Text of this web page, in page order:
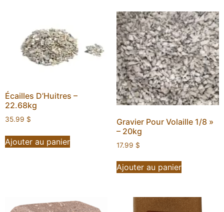
Écailles D’Huitres –
22.68kg
35.99 $
Ajouter au panier
Gravier Pour Volaille 1/8 »
– 20kg
17.99 $
Ajouter au panier